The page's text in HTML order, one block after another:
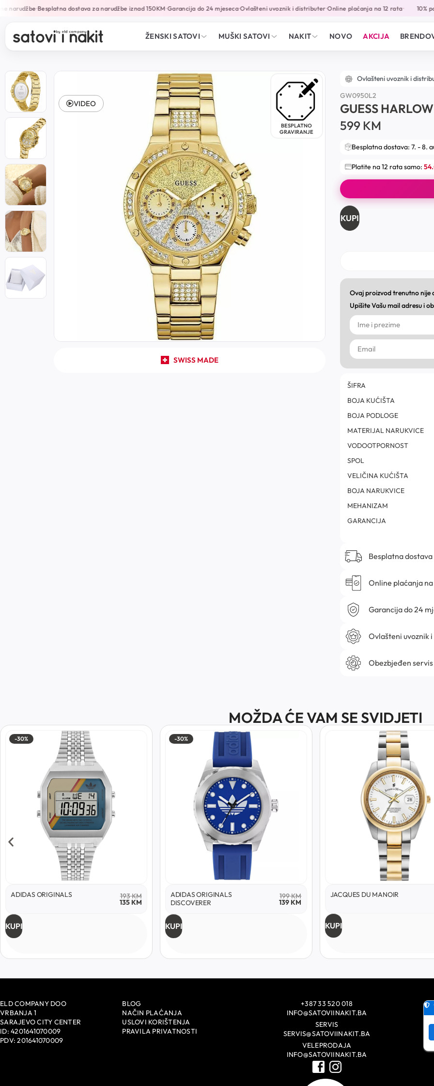
narudžbe•Besplatna dostava za narudžbe iznad 150KM•Garancija do 24 mjeseca•Ovlašteni uvoznik i distributer•Online plaćanja na 12 rata• 10%
ŽENSKI SATOVI MUŠKI SATOVI NAKIT NOVO AKCIJA
BESPLATNO
GRAVIRANJE
SWISS MADE
VIDEO
Ovlašteni uvoznik i
GW0950L2
GUESS HARLOW
599 KM
Besplatna dostava: 7. - 8.
Platite na 12 rata samo:
KUPI
Ovaj proizvod trenutno nije
Upišite Vašu mail adresu i
ŠIFRA
BOJA KUĆIŠTA
BOJA PODLOGE
MATERIJAL NARUKVICE
VODOOTPORNOST
SPOL
VELIČINA KUĆIŠTA
BOJA NARUKVICE
MEHANIZAM
GARANCIJA
Besplatna
Online plaćanja na
Garancija do 24
Ovlašteni uvoznik
Obezbjeđen servis
MOŽDA ĆE VAM SE SVIDJETI
-30%
ADIDAS ORIGINALS 193KM
135 KM
KUPI
-30%
ADIDAS ORIGINALS
DISCOVERER
199KM
139 KM
KUPI
JACQUES DU MANOIR
KUPI
ELD COMPANY DOO
VRBANJA 1
SARAJEVO CITY CENTER
ID: 4201641070009
PDV: 201641070009
BLOG
NAČIN PLAĆANJA
USLOVI KORIŠTENJA
PRAVILA PRIVATNOSTI
+387 33 520 018
INFO@SATOVIINAKIT.BA
SERVIS
SERVIS@SATOVIINAKIT.BA
VELEPRODAJA
INFO@SATOVIINAKIT.BA